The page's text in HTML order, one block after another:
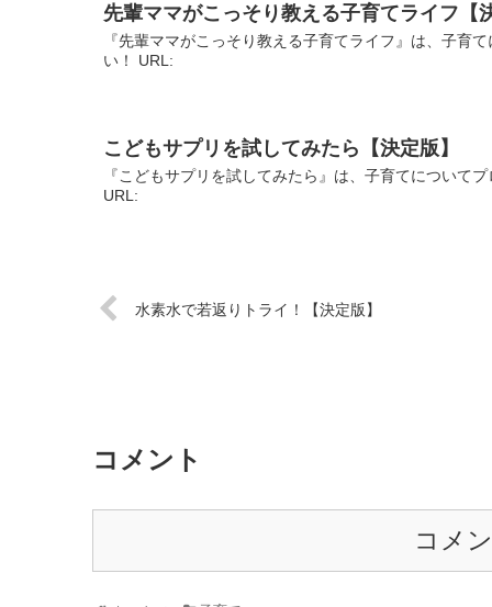
先輩ママがこっそり教える子育てライフ【
『先輩ママがこっそり教える子育てライフ』は、子育
い！ URL:
こどもサプリを試してみたら【決定版】
『こどもサプリを試してみたら』は、子育てについて
URL:
水素水で若返りトライ！【決定版】
コメント
コメ